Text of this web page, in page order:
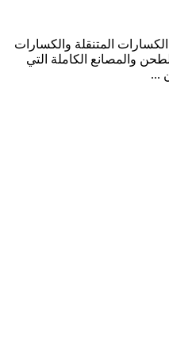
المتنقلة والكسارات
والمصانع الكاملة التي
...